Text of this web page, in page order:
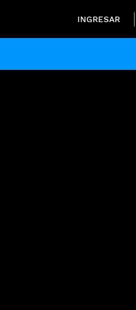
INGRESAR